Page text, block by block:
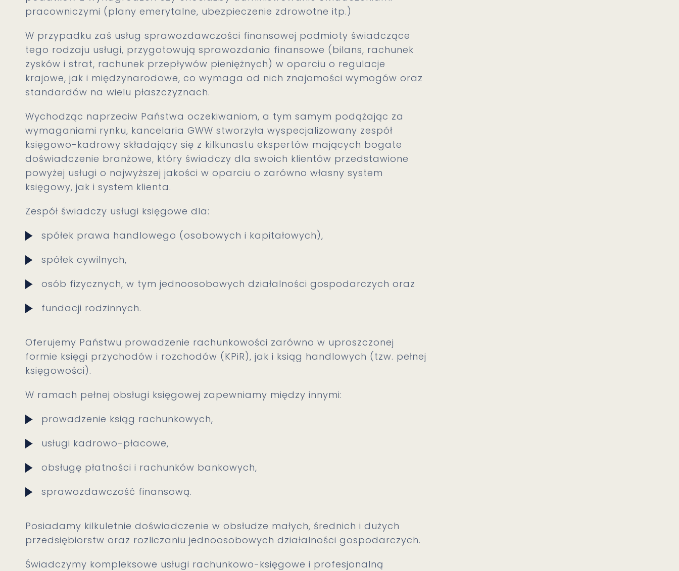
pracowniczymi (plany emerytalne, ubezpieczenie zdrowotne itp.)
W przypadku zaś usług sprawozdawczości finansowej podmioty świadczące
tego rodzaju usługi, przygotowują sprawozdania finansowe (bilans, rachunek
zysków i strat, rachunek przepływów pieniężnych) w oparciu o regulacje
krajowe, jak i międzynarodowe, co wymaga od nich znajomości wymogów oraz
standardów na wielu płaszczyznach.
Wychodząc naprzeciw Państwa oczekiwaniom, a tym samym podążając za
wymaganiami rynku, kancelaria GWW stworzyła wyspecjalizowany zespół
księgowo-kadrowy składający się z kilkunastu ekspertów mających bogate
doświadczenie branżowe, który świadczy dla swoich klientów przedstawione
powyżej usługi o najwyższej jakości w oparciu o zarówno własny system
księgowy, jak i system klienta.
Zespół świadczy usługi księgowe dla:
spółek prawa handlowego (osobowych i kapitałowych),
spółek cywilnych,
osób fizycznych, w tym jednoosobowych działalności gospodarczych oraz
fundacji rodzinnych.
Oferujemy Państwu prowadzenie rachunkowości zarówno w uproszczonej
formie księgi przychodów i rozchodów (KPiR), jak i ksiąg handlowych (tzw. pełnej
księgowości).
W ramach pełnej obsługi księgowej zapewniamy między innymi:
prowadzenie ksiąg rachunkowych,
usługi kadrowo-płacowe,
obsługę płatności i rachunków bankowych,
sprawozdawczość finansową.
Posiadamy kilkuletnie doświadczenie w obsłudze małych, średnich i dużych
przedsiębiorstw oraz rozliczaniu jednoosobowych działalności gospodarczych.
Świadczymy kompleksowe usługi rachunkowo-księgowe i profesjonalną